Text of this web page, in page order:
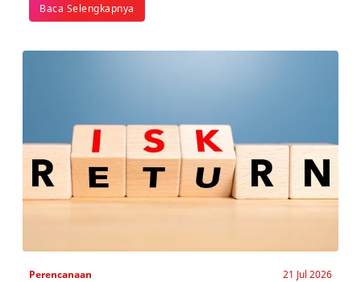
Baca Selengkapnya
Perencanaan 21 Jul 2026